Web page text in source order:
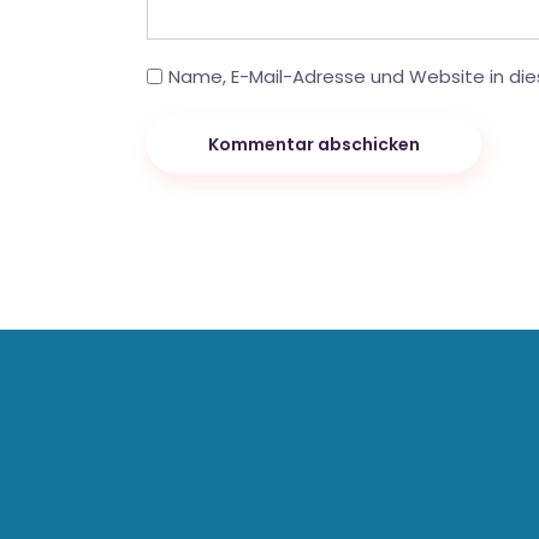
Name, E-Mail-Adresse und Website in
Kommentar abschicken